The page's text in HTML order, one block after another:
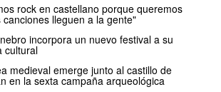
rock en castellano porque queremos
canciones lleguen a la gente"
incorpora un nuevo festival a su
cultural
medieval emerge junto al castillo de
en la sexta campaña arqueológica